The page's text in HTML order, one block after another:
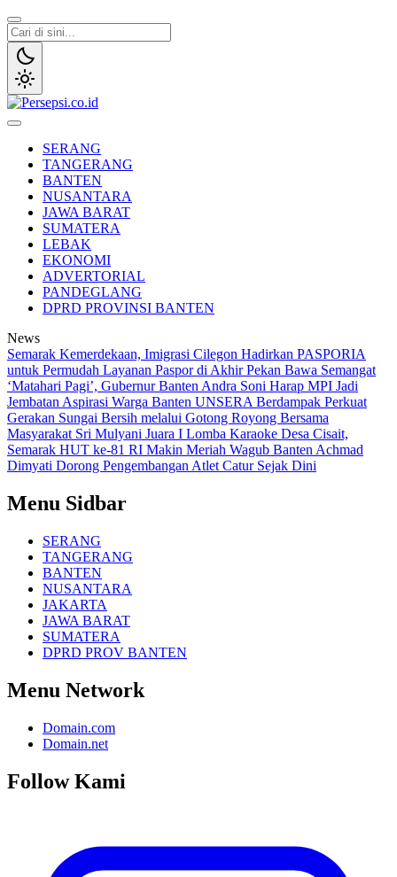
Lewati
ke
konten
SERANG
TANGERANG
BANTEN
NUSANTARA
JAWA BARAT
SUMATERA
LEBAK
EKONOMI
ADVERTORIAL
PANDEGLANG
DPRD PROVINSI BANTEN
News
Semarak Kemerdekaan, Imigrasi Cilegon Hadirkan PASPORIA
untuk Permudah Layanan Paspor di Akhir Pekan Bawa Semangat
‘Matahari Pagi’, Gubernur Banten Andra Soni Harap MPI Jadi
Jembatan Aspirasi Warga Banten UNSERA Berdampak Perkuat
Gerakan Sungai Bersih melalui Gotong Royong Bersama
Masyarakat Sri Mulyani Juara I Lomba Karaoke Desa Cisait,
Semarak HUT ke-81 RI Makin Meriah Wagub Banten Achmad
Dimyati Dorong Pengembangan Atlet Catur Sejak Dini
Menu Sidbar
SERANG
TANGERANG
BANTEN
NUSANTARA
JAKARTA
JAWA BARAT
SUMATERA
DPRD PROV BANTEN
Menu Network
Domain.com
Domain.net
Follow Kami